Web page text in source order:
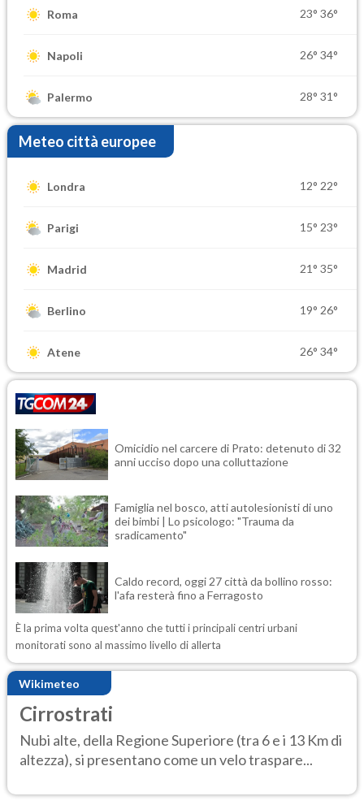
Roma 23° 36°
Napoli 26° 34°
Palermo 28° 31°
Meteo città europee
Londra 12° 22°
Parigi 15° 23°
Madrid 21° 35°
Berlino 19° 26°
Atene 26° 34°
Omicidio nel carcere di Prato: detenuto di 32
anni ucciso dopo una colluttazione
Famiglia nel bosco, atti autolesionisti di uno
dei bimbi | Lo psicologo: "Trauma da
sradicamento"
Caldo record, oggi 27 città da bollino rosso:
l'afa resterà fino a Ferragosto
È la prima volta quest'anno che tutti i principali centri urbani
monitorati sono al massimo livello di allerta
Wikimeteo
Cirrostrati
Nubi alte, della Regione Superiore (tra 6 e i 13 Km di
altezza), si presentano come un velo traspare...